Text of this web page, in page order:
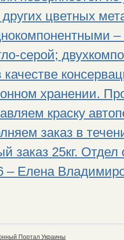
цветных
–
серой;
хранении.
краску
заказ в
заказ 25кг.
– Елена
Портал Украины